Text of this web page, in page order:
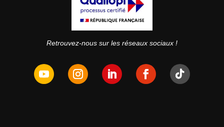
Retrouvez-nous sur les réseaux sociaux !